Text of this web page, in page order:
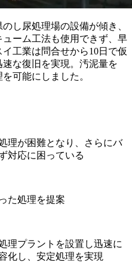
し尿処理場の設備が傾き、
ーム工法も使用できず、早
工業は問合せから10日で仮
な復旧を実現。汚泥量を
可能にしました。
理が困難となり、さらにバ
対応に困っている
た処理を提案
理プラントを設置し迅速に
化し、安定処理を実現